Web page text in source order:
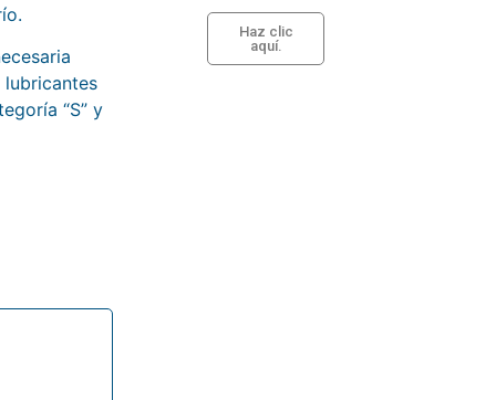
“S” y
Haz clic
aquí.